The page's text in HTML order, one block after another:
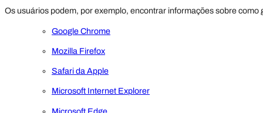
Os usuários podem, por exemplo, encontrar informações sobre
Google Chrome
Mozilla Firefox
Safari da Apple
Microsoft Internet Explorer
Microsoft Edge